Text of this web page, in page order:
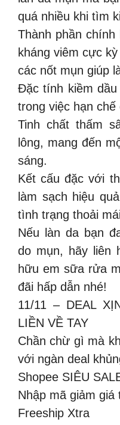
quá nhiều khi tìm
Thành phần
kháng viêm cực
các nốt mụn giúp
Đặc tính kiềm
trong việc hạn chế
Tinh chất thấm
lông, mang đến
sáng.
Kết cấu đặc với
làm sạch hiệu
tình trạng thoải
Nếu làn da bạn
do mụn, hãy liên
hữu em sữa rửa
đãi hấp dẫn nhé!
11/11 – DEAL
LIỀN VỀ TAY
Chần chừ gì mà
với ngàn deal
Shopee SIÊU
Nhập mã giảm
Freeship Xtra